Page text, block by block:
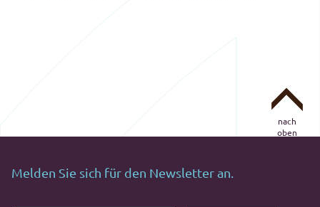
nach
oben
Melden Sie sich für den Newsletter an.